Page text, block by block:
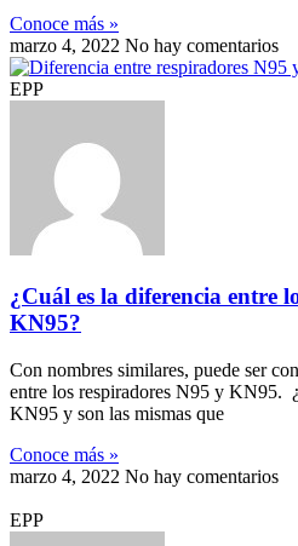
Conoce más »
marzo 4, 2022 No hay comentarios
EPP
¿Cuál es la diferencia entre
KN95?
Con nombres similares, puede ser
entre los respiradores N95 y KN95.
KN95 y son las mismas que
Conoce más »
marzo 4, 2022 No hay comentarios
EPP